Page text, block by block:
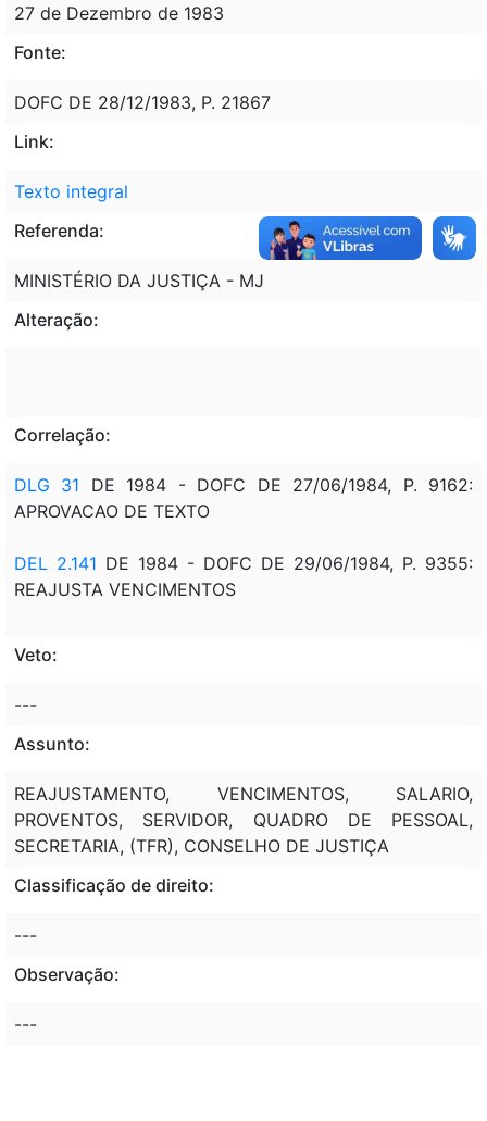
27 de Dezembro de 1983
Fonte:
DOFC DE 28/12/1983, P. 21867
Link:
Texto integral
Referenda:
MINISTÉRIO DA JUSTIÇA - MJ
Alteração:
Correlação:
DLG 31 DE 1984 - DOFC DE 27/06/1984, P. 9162:
APROVACAO DE TEXTO
DEL 2.141 DE 1984 - DOFC DE 29/06/1984, P. 9355:
REAJUSTA VENCIMENTOS
Veto:
---
Assunto:
REAJUSTAMENTO, VENCIMENTOS, SALARIO,
PROVENTOS, SERVIDOR, QUADRO DE PESSOAL,
SECRETARIA, (TFR), CONSELHO DE JUSTIÇA
Classificação de direito:
---
Observação:
---